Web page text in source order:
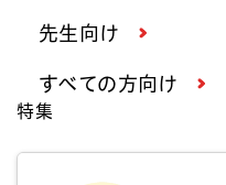
先生向け
すべての方向け
特集